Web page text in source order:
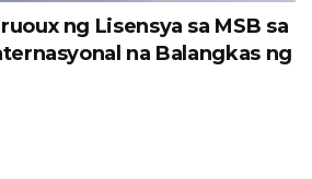
ng Lisensya sa MSB sa
na Balangkas ng